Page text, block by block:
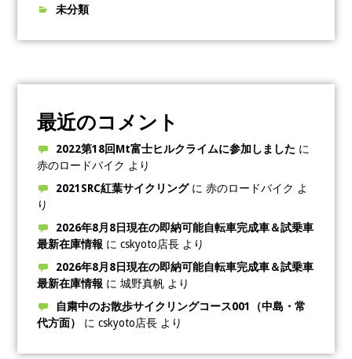
未分類
最近のコメント
2022第18回Mt富士ヒルクライムに参加しました に
赤のロードバイク より
2021SRC紅葉サイクリングに 赤のロードバイク よ
り
2026年8月8日現在の即納可能自転車完成車＆試乗車
最新在庫情報 に cskyoto店長より
2026年8月8日現在の即納可能自転車完成車＆試乗車
最新在庫情報 に 城野真帆より
自粛中のお散歩サイクリングコース001（中島・常
代方面）
に cskyoto店長より